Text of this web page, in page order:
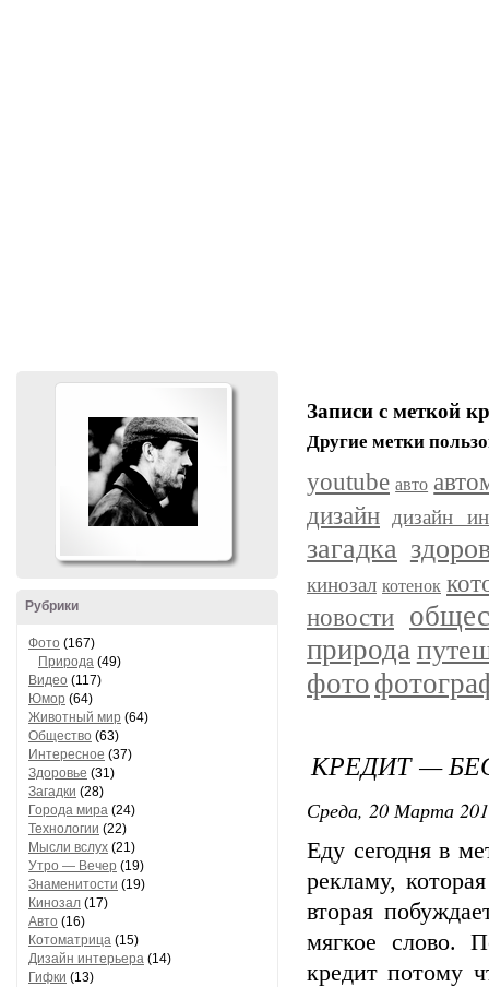
Рубрики
Фото (167)
Природа (49)
Видео (117)
Юмор (64)
Животный мир (64)
Общество (63)
Интересное (37)
Здоровье (31)
Загадки (28)
Города мира (24)
Технологии (22)
Мысли вслух (21)
Утро — Вечер (19)
Знаменитости (19)
Кинозал (17)
Авто (16)
Котоматрица (15)
Дизайн интерьера (14)
Гифки (13)
Записи с меткой
Другие метки
youtube авто
дизайн дизайн
загадка
кинозал котенок
новости
природа
фото
КРЕДИТ —
Среда, 20 Марта
Еду сегодня в
рекламу,
вторая
мягкое слово.
кредит потому